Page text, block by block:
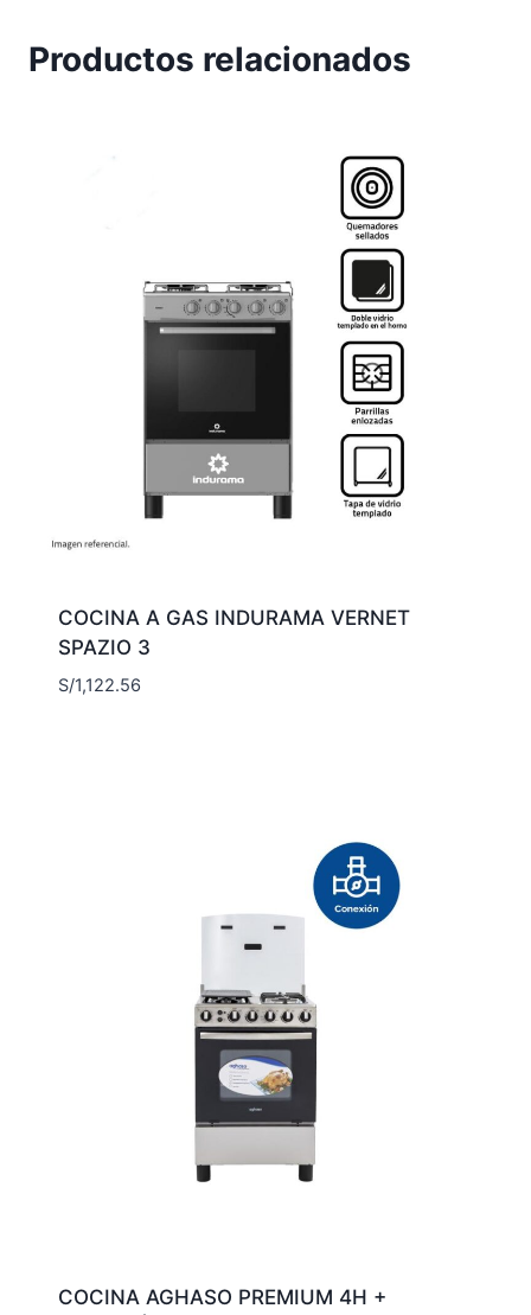
Productos relacionados
COCINA A GAS INDURAMA VERNET
SPAZIO 3
S/1,122.56
COCINA AGHASO PREMIUM 4H +